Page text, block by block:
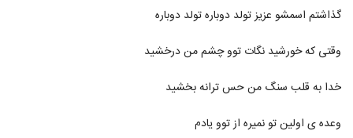
۳۶۶ بازدید
1026
(Mohammad Sam Nemishe
Neveshtet)
۳۱۷ بازدید
دانلود آهنگ قطار قطار از محمدرضا شعبان زاده
گذاشتم اسمشو عزیز تولد دوباره تولد دوباره
وقتی که خورشید نگات توو چشم من درخشید
خدا به قلب سنگ من حس ترانه بخشید
وعده ی اولین تو نمیره از توو یادم